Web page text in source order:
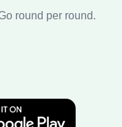
round per round.